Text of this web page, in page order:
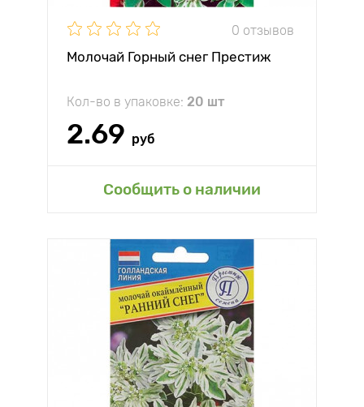
0 отзывов
Молочай Горный снег Престиж
Кол-во в упаковке: 20 шт
2.69 руб
Сообщить о наличии